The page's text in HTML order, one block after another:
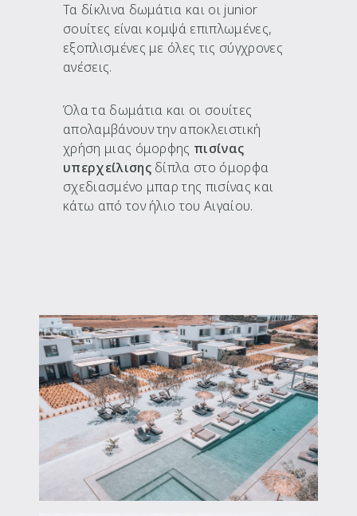
Τα δίκλινα δωμάτια και οι junior
σουίτες είναι κομψά επιπλωμένες,
εξοπλισμένες με όλες τις σύγχρονες
ανέσεις.
Όλα τα δωμάτια και οι σουίτες
απολαμβάνουν την αποκλειστική
χρήση μιας όμορφης πισίνας
υπερχείλισηςδίπλα στο όμορφα
σχεδιασμένο μπαρ της πισίνας και
κάτω από τον ήλιο του Αιγαίου.